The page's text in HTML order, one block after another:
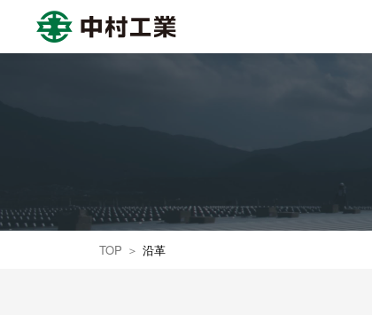
中村工業株式会社
TOP 沿革